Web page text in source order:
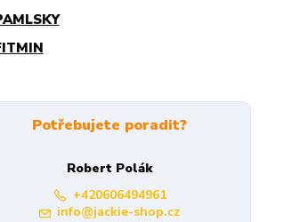
Potřebujete poradit?
Robert Polák
+420606494961
info@jackie-shop.cz